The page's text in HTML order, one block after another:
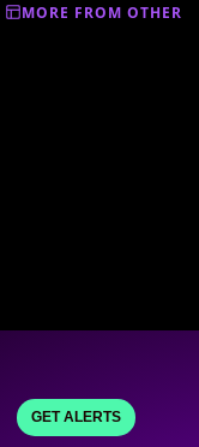
MORE FROM OTHER
GET ALERTS